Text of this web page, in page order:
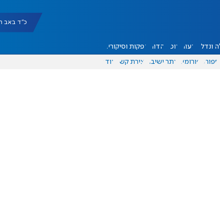
כ"ד באב תשפ"ו
ונדל"ן דעות אוכל יהדות הפקות וסיקורים
ספורט פורומים אתר ישיבה יצירת קשר עוד